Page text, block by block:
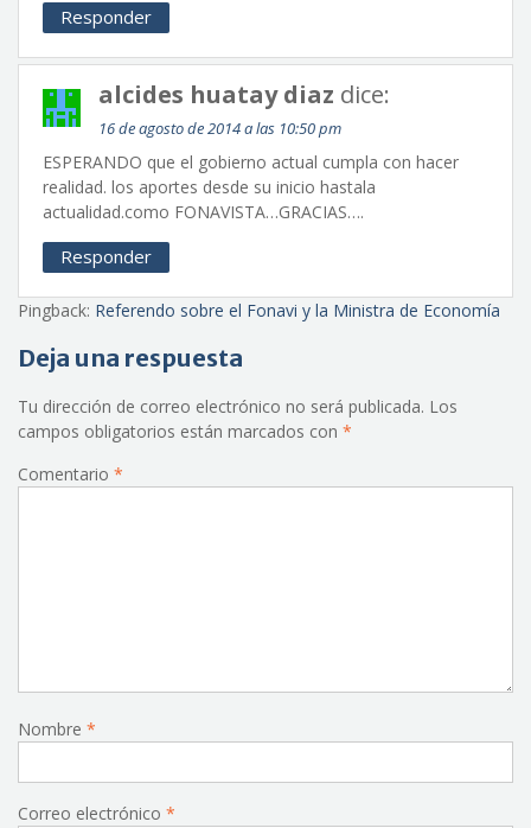
Responder
alcides huatay diaz dice:
16 de agosto de 2014 a las 10:50 pm
ESPERANDO que el gobierno actual cumpla con hacer
realidad. los aportes desde su inicio hastala
actualidad.como FONAVISTA…GRACIAS….
Responder
Pingback: Referendo sobre el Fonavi y la Ministra de Economía
Deja una respuesta
Tu dirección de correo electrónico no será publicada. Los
campos obligatorios están marcados con *
Comentario *
Nombre *
Correo electrónico *